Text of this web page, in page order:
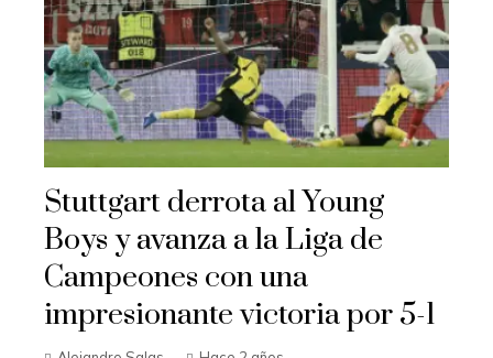
Stuttgart derrota al Young
Boys y avanza a la Liga de
Campeones con una
impresionante victoria por 5-1